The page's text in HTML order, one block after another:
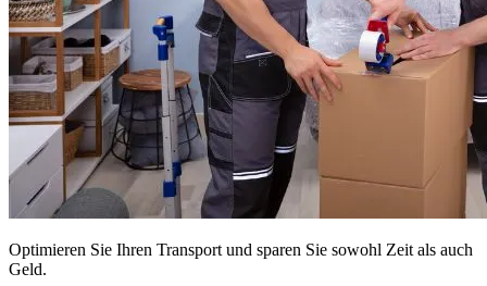
Optimieren Sie Ihren Transport und sparen Sie sowohl Zeit als auch
Geld.